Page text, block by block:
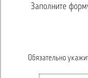
Заполните
Обязательно